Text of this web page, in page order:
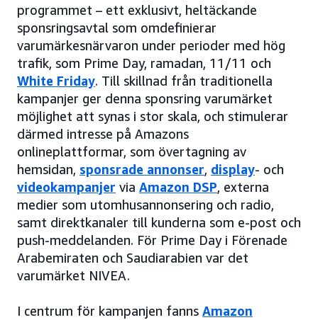
programmet – ett exklusivt, heltäckande
sponsringsavtal som omdefinierar
varumärkesnärvaron under perioder med hög
trafik, som Prime Day, ramadan, 11/11 och
White Friday. Till skillnad från traditionella
kampanjer ger denna sponsring varumärket
möjlighet att synas i stor skala, och stimulerar
därmed intresse på Amazons
onlineplattformar, som övertagning av
hemsidan, sponsrade annonser, display- och
videokampanjer via Amazon DSP, externa
medier som utomhusannonsering och radio,
samt direktkanaler till kunderna som e-post och
push-meddelanden. För Prime Day i Förenade
Arabemiraten och Saudiarabien var det
varumärket NIVEA.
I centrum för kampanjen fanns Amazon